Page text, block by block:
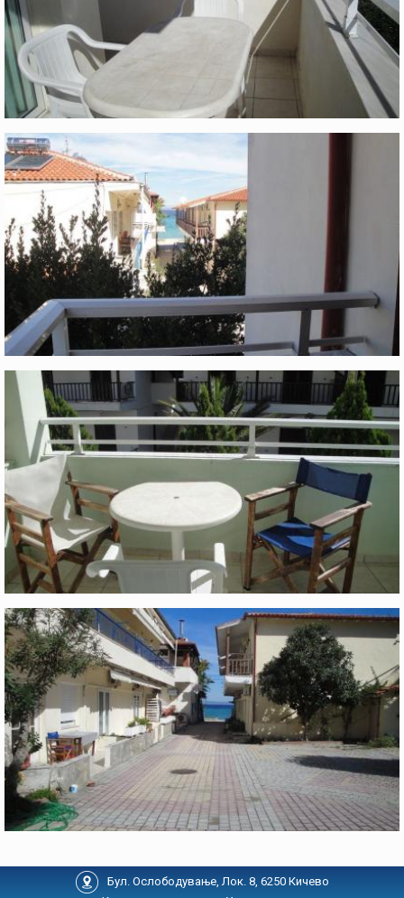
Бул. Ослободување, Лок. 8, 6250 Кичево